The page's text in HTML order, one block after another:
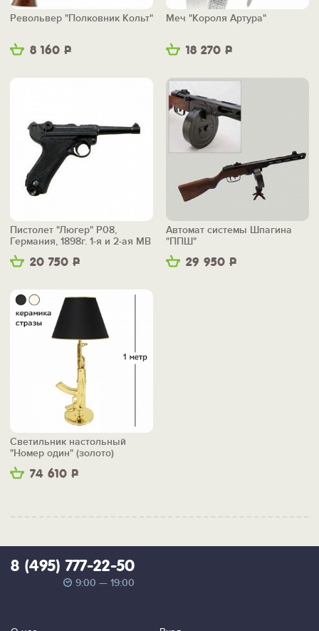
8 160 Р
Револьвер "Полковник Кольт"
18 270 Р
Меч "Короля Артура"
20 750 Р
Пистолет "Люгер" P08,
Германия, 1898г. 1-я и 2-ая МВ
29 950 Р
Автомат системы Шпагина
"ППШ"
74 610 Р
Светильник настольный
"Номер один" (золото)
8 (495) 777-22-50
9:00 — 19:00